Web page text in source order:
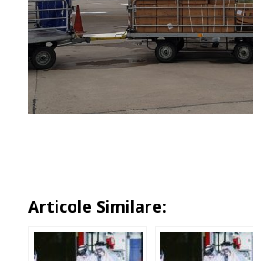
Articole Similare: